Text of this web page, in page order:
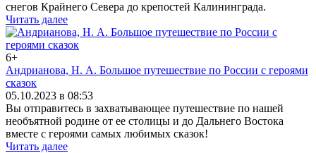
снегов Крайнего Севера до крепостей Калининграда.
Читать далее
6+
Андрианова, Н. А. Большое путешествие по России с героями
сказок
05.10.2023 в 08:53
Вы отправитесь в захватывающее путешествие по нашей
необъятной родине от ее столицы и до Дальнего Востока
вместе с героями самых любимых сказок!
Читать далее